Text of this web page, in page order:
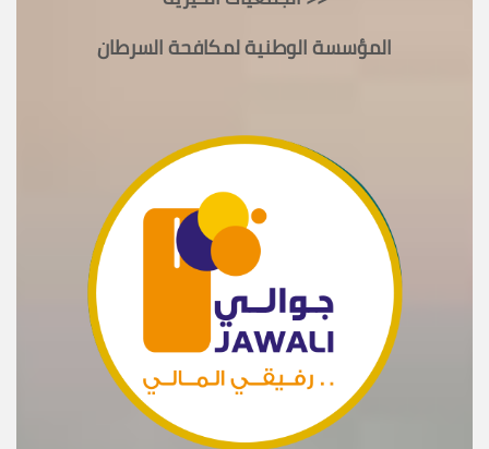
المؤسسة الوطنية لمكافحة السرطان